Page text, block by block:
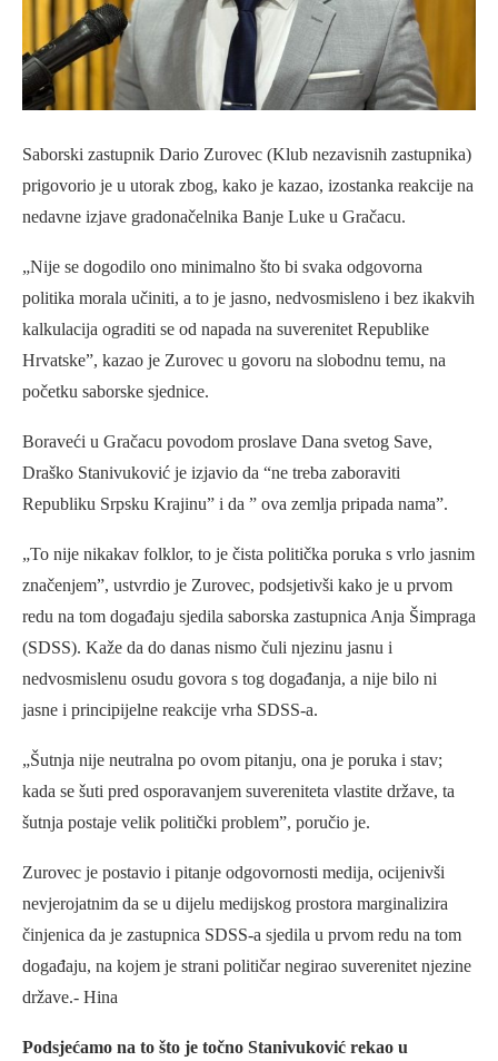
Saborski zastupnik Dario Zurovec (Klub nezavisnih zastupnika)
prigovorio je u utorak zbog, kako je kazao, izostanka reakcije na
nedavne izjave gradonačelnika Banje Luke u Gračacu.
„Nije se dogodilo ono minimalno što bi svaka odgovorna
politika morala učiniti, a to je jasno, nedvosmisleno i bez ikakvih
kalkulacija ograditi se od napada na suverenitet Republike
Hrvatske”, kazao je Zurovec u govoru na slobodnu temu, na
početku saborske sjednice.
Boraveći u Gračacu povodom proslave Dana svetog Save,
Draško Stanivuković je izjavio da “ne treba zaboraviti
Republiku Srpsku Krajinu” i da ” ova zemlja pripada nama”.
„To nije nikakav folklor, to je čista politička poruka s vrlo jasnim
značenjem”, ustvrdio je Zurovec, podsjetivši kako je u prvom
redu na tom događaju sjedila saborska zastupnica Anja Šimpraga
(SDSS). Kaže da do danas nismo čuli njezinu jasnu i
nedvosmislenu osudu govora s tog događanja, a nije bilo ni
jasne i principijelne reakcije vrha SDSS-a.
„Šutnja nije neutralna po ovom pitanju, ona je poruka i stav;
kada se šuti pred osporavanjem suvereniteta vlastite države, ta
šutnja postaje velik politički problem”, poručio je.
Zurovec je postavio i pitanje odgovornosti medija, ocijenivši
nevjerojatnim da se u dijelu medijskog prostora marginalizira
činjenica da je zastupnica SDSS-a sjedila u prvom redu na tom
događaju, na kojem je strani političar negirao suverenitet njezine
države.- Hina
Podsjećamo na to što je točno Stanivuković rekao u